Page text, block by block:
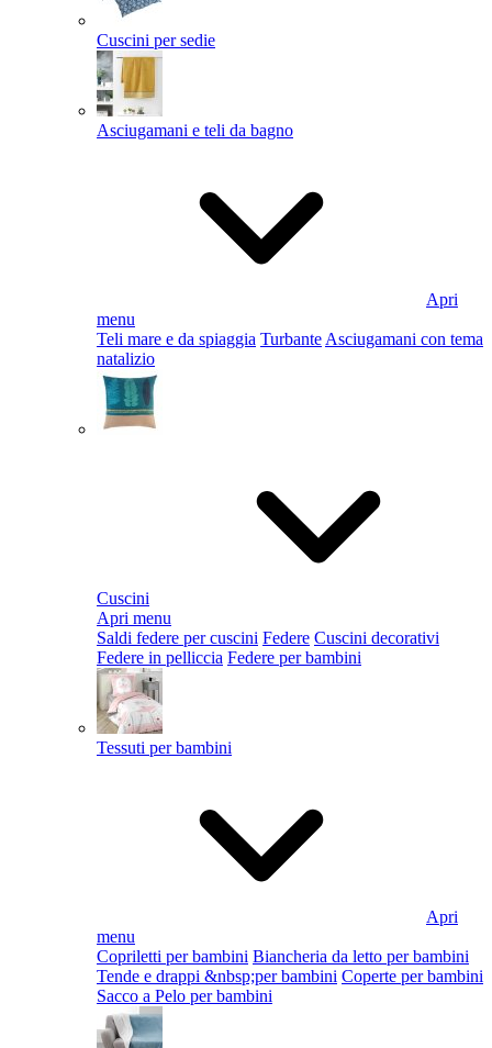
Cuscini per sedie
Asciugamani e teli da bagno
Apri
menu
Teli mare e da spiaggia Turbante Asciugamani con tema
natalizio
Cuscini
Apri menu
Saldi federe per cuscini Federe Cuscini decorativi
Federe in pelliccia Federe per bambini
Tessuti per bambini
Apri
menu
Copriletti per bambini Biancheria da letto per bambini
Tende e drappi &nbsp;per bambini Coperte per bambini
Sacco a Pelo per bambini